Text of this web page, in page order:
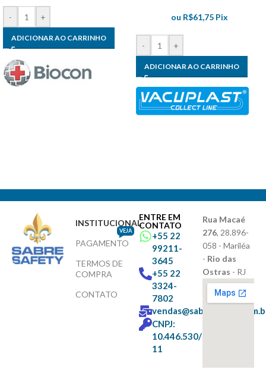
- +
ADICIONAR AO CARRINHO
ou R$61,75 Pix
- +
ADICIONAR AO CARRINHO
INSTITUCIONAL
PAGAMENTO
VEJA
TERMOS DE
COMPRA
CONTATO
ENTRE EM
CONTATO
+55 22
99211-
3645
+55 22
3324-
7802
CNPJ:
10.446.530/0001-
11
Rua Macaé
276, 28.896-
058 - Mariléa
- Rio das
Ostras - RJ